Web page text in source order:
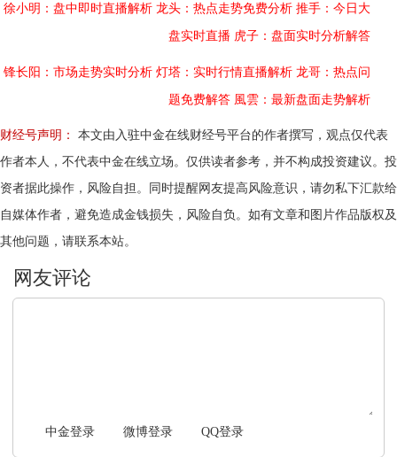
徐小明：盘中即时直播解析 龙头：热点走势免费分析 推手：今日大
盘实时直播 虎子：盘面实时分析解答
锋长阳：市场走势实时分析 灯塔：实时行情直播解析 龙哥：热点问
题免费解答 風雲：最新盘面走势解析
财经号声明：
本文由入驻中金在线财经号平台的作者撰写，观点仅代表
作者本人，不代表中金在线立场。仅供读者参考，并不构成投资建议。投
资者据此操作，风险自担。同时提醒网友提高风险意识，请勿私下汇款给
自媒体作者，避免造成金钱损失，风险自负。如有文章和图片作品版权及
其他问题，请联系本站。
中金登录 微博登录 QQ登录